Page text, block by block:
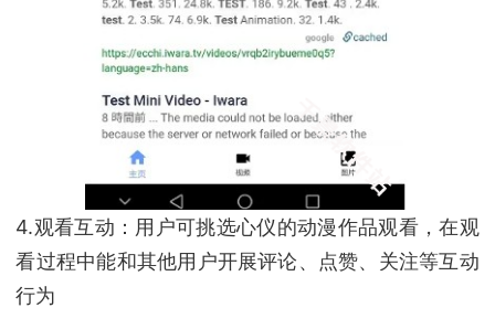
4.观看互动：用户可挑选心仪的动漫作品观看，在观
看过程中能和其他用户开展评论、点赞、关注等互动
行为